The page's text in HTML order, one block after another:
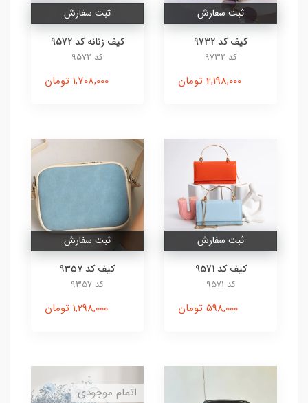
ثبت سفارش
کیف کد 9732
کد 9732
2,198,000 تومان
ثبت سفارش
کیف زنانه کد 9572
کد 9572
1,708,000 تومان
ثبت سفارش
کیف کد 9571
کد 9571
598,000 تومان
ثبت سفارش
کیف کد ۹۳۵۷
کد ۹۳۵۷
1,298,000 تومان
اتمام موجودی